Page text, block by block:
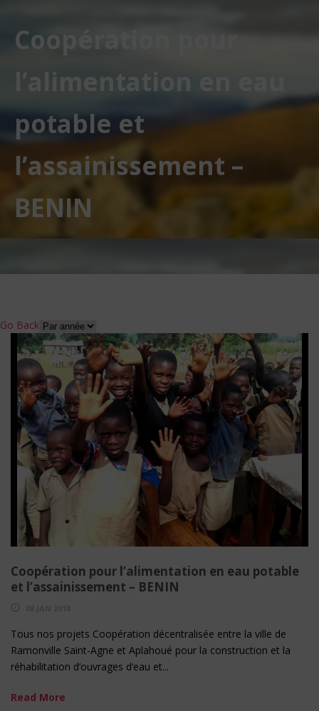
Coopération pour
l’alimentation en eau
potable et
l’assainissement –
BENIN
Go Back
Coopération pour l’alimentation en eau potable
et l’assainissement – BENIN
Tous nos projets Coopération décentralisée entre la ville de
Ramonville Saint-Agne et Aplahoué pour la construction et la
réhabilitation d’ouvrages d’eau et...
Read More